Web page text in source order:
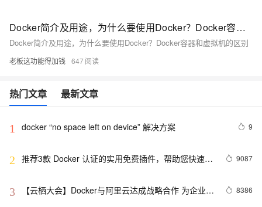
Docker简介及用途，为什么要使用Docker？Docker容器和虚拟机的区别
Docker简介及用途，为什么要使用Docker？Docker容器和虚拟机的区别
老板这功能得加钱 647
热门文章 最新文章
1 docker “no space left on device” 解决方案 9
2 推荐3款 Docker 认证的实用免费插件，帮助您快速构
9087
3
【云栖大会】Docker与阿里云达成战略合作 为企业级
8386